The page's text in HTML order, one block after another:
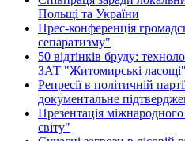
Польщі та України
Прес-конференція
сепаратизму"
50 відтінків бруду:
ЗАТ "Житомирські ласощі"
Репресії в політичній
документальне
Презентація
світу"